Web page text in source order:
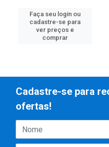
Faça seu login ou
cadastre-se para
ver preços e
comprar
Cadastre-se para
ofertas!